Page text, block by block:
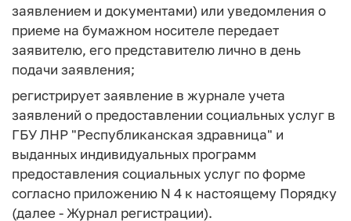
заявлением и документами) или уведомления о
приеме на бумажном носителе передает
заявителю, его представителю лично в день
подачи заявления;
регистрирует заявление в журнале учета
заявлений о предоставлении социальных услуг в
ГБУ ЛНР "Республиканская здравница" и
выданных индивидуальных программ
предоставления социальных услуг по форме
согласно приложению N 4 к настоящему Порядку
(далее - Журнал регистрации).